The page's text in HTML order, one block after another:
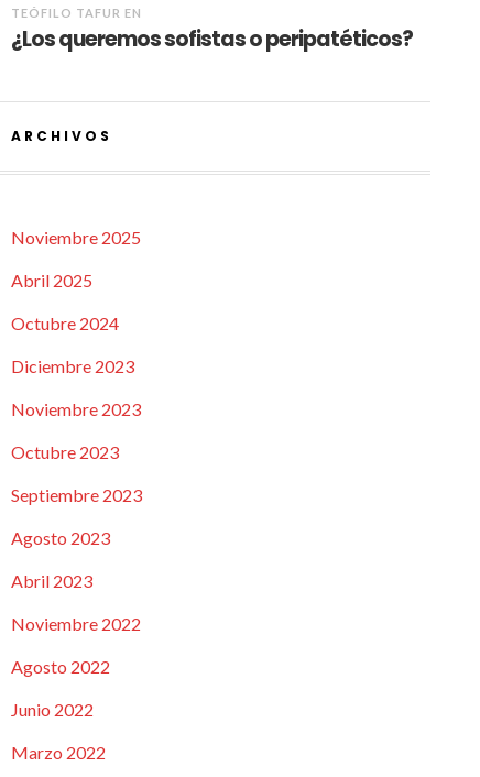
TEÓFILO TAFUR EN
¿Los queremos sofistas o peripatéticos?
ARCHIVOS
Noviembre 2025
Abril 2025
Octubre 2024
Diciembre 2023
Noviembre 2023
Octubre 2023
Septiembre 2023
Agosto 2023
Abril 2023
Noviembre 2022
Agosto 2022
Junio 2022
Marzo 2022